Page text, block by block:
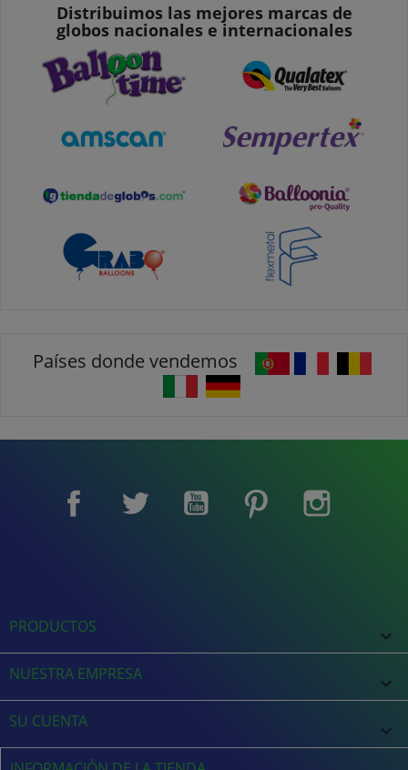
Distribuimos las mejores marcas de
globos nacionales e internacionales
Países donde vendemos
Facebook Twitter YouTube Pinterest
PRODUCTOS 
NUESTRA EMPRESA 
SU CUENTA 